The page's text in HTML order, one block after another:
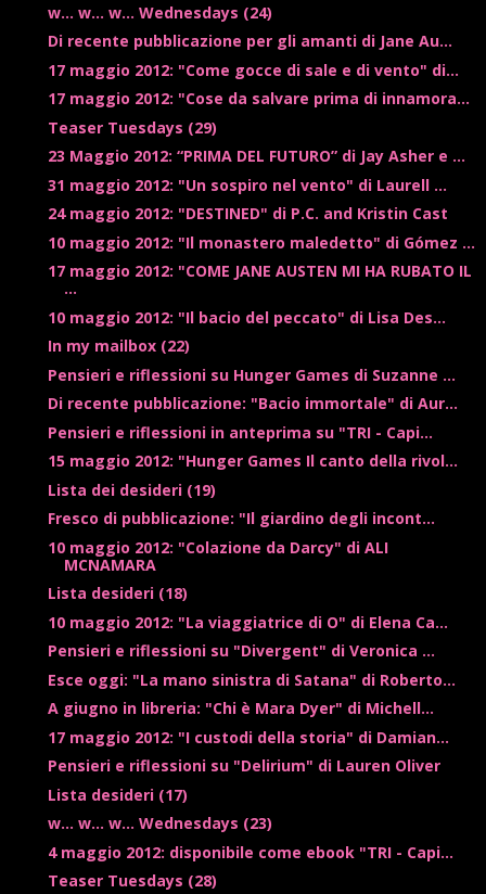
w... w... w... Wednesdays (24)
Di recente pubblicazione per gli amanti di Jane Au...
17 maggio 2012: "Come gocce di sale e di vento" di...
17 maggio 2012: "Cose da salvare prima di innamora...
Teaser Tuesdays (29)
23 Maggio 2012: “PRIMA DEL FUTURO” di Jay Asher e ...
31 maggio 2012: "Un sospiro nel vento" di Laurell ...
24 maggio 2012: "DESTINED" di P.C. and Kristin Cast
10 maggio 2012: "Il monastero maledetto" di Gómez ...
17 maggio 2012: "COME JANE AUSTEN MI HA RUBATO IL
...
10 maggio 2012: "Il bacio del peccato" di Lisa Des...
In my mailbox (22)
Pensieri e riflessioni su Hunger Games di Suzanne ...
Di recente pubblicazione: "Bacio immortale" di Aur...
Pensieri e riflessioni in anteprima su "TRI - Capi...
15 maggio 2012: "Hunger Games Il canto della rivol...
Lista dei desideri (19)
Fresco di pubblicazione: "Il giardino degli incont...
10 maggio 2012: "Colazione da Darcy" di ALI
MCNAMARA
Lista desideri (18)
10 maggio 2012: "La viaggiatrice di O" di Elena Ca...
Pensieri e riflessioni su "Divergent" di Veronica ...
Esce oggi: "La mano sinistra di Satana" di Roberto...
A giugno in libreria: "Chi è Mara Dyer" di Michell...
17 maggio 2012: "I custodi della storia" di Damian...
Pensieri e riflessioni su "Delirium" di Lauren Oliver
Lista desideri (17)
w... w... w... Wednesdays (23)
4 maggio 2012: disponibile come ebook "TRI - Capi...
Teaser Tuesdays (28)